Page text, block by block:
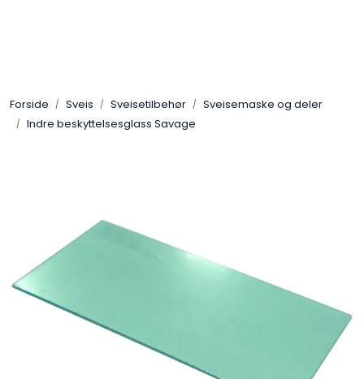
Forside Sveis Sveisetilbehør
Sveisemaske og deler
Indre beskyttelsesglass Savage
Pakning
Slitasjeteknikk
Verneutstyr
Industriprodukter